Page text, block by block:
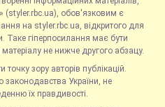
(styler.rbc.ua), обов'язковим є
на styler.rbc.ua, відкритого для
Таке гіперпосилання має бути
не нижче другого абзацу.
зору авторів публікацій.
законодавства України, не
їх правдивості.